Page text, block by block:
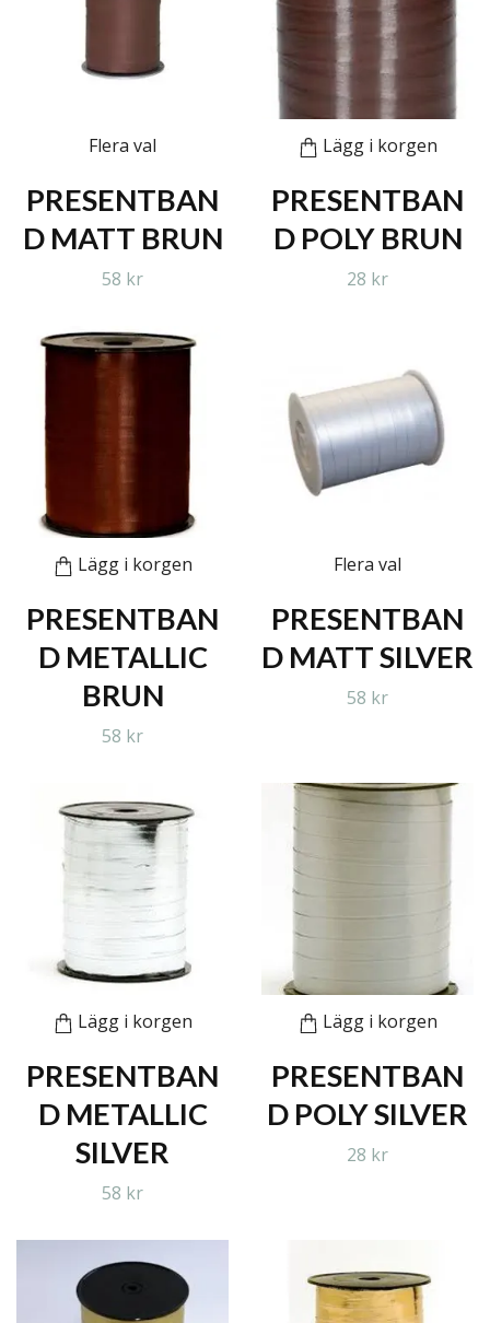
Flera val
PRESENTBAN
D MATT BRUN
58 kr
Lägg i korgen
PRESENTBAN
D POLY BRUN
28 kr
Lägg i korgen
PRESENTBAN
D METALLIC
BRUN
58 kr
Flera val
PRESENTBAN
D MATT SILVER
58 kr
Lägg i korgen
PRESENTBAN
D METALLIC
SILVER
58 kr
Lägg i korgen
PRESENTBAN
D POLY SILVER
28 kr